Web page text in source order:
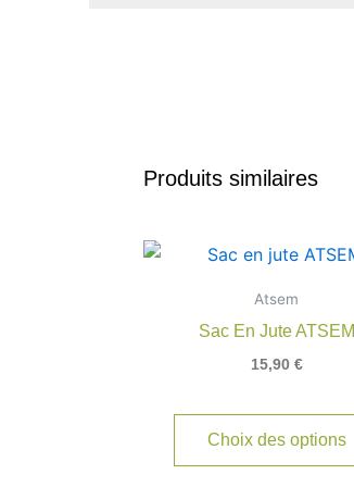
Produits similaires
Atsem
Sac En Jute ATSEM
15,90 €
Choix des options